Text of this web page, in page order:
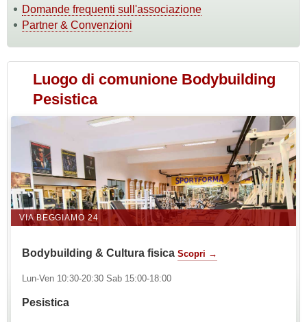
Domande frequenti sull'associazione
Partner & Convenzioni
Luogo di comunione Bodybuilding
Pesistica
VIA BEGGIAMO 24
Bodybuilding & Cultura fisica Scopri →
Lun-Ven 10:30-20:30 Sab 15:00-18:00
Pesistica